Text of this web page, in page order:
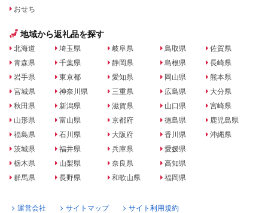
おせち
地域から返礼品を探す
北海道
青森県
岩手県
宮城県
秋田県
山形県
福島県
茨城県
栃木県
群馬県
埼玉県
千葉県
東京都
神奈川県
新潟県
富山県
石川県
福井県
山梨県
長野県
岐阜県
静岡県
愛知県
三重県
滋賀県
京都府
大阪府
兵庫県
奈良県
和歌山県
鳥取県
島根県
岡山県
広島県
山口県
徳島県
香川県
愛媛県
高知県
福岡県
佐賀県
長崎県
熊本県
大分県
宮崎県
鹿児島県
沖縄県
運営会社 サイトマップ サイト利用規約